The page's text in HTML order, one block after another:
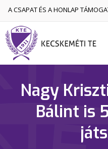
A CSAPAT ÉS A HONLAP
Nagy
Bálint is